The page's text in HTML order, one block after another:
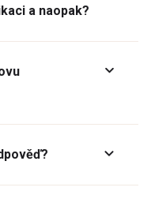
a naopak?